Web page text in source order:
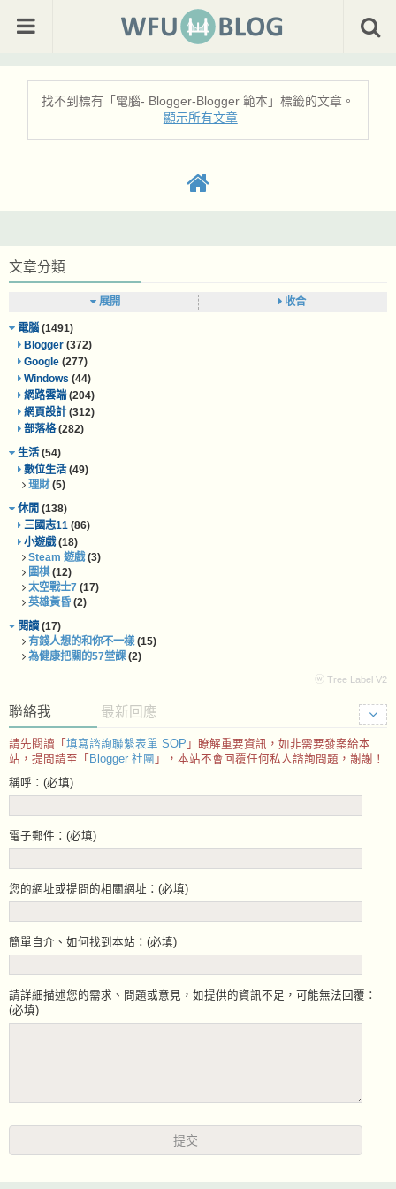
找不到標有「電腦- Blogger-Blogger 範本」 標籤的文章。
顯示所有文章
文章分類
展開 收合
電腦 (1491)
Blogger (372)
Google (277)
Windows (44)
網路雲端(204)
網頁設計(312)
部落格(282)
生活(54)
數位生活(49)
理財(5)
休閒 (138)
三國志11 (86)
小遊戲(18)
Steam 遊戲(3)
圍棋(12)
太空戰士7 (17)
英雄黃昏 (2)
閱讀 (17)
有錢人想的和你不一樣(15)
為健康把關的57堂課(2)
ⓦ Tree Label V2
聯絡我 最新回應
請先閱讀「 填寫諮詢聯繫表單 SOP 」瞭解重要資訊，如非需要發案給本
站，提問請至「 Blogger 社團 」，本站不會回覆任何私人諮詢問題，謝謝！
稱呼：(必填)
電子郵件：(必填)
您的網址或提問的相關網址：(必填)
簡單自介、如何找到本站：(必填)
請詳細描述您的需求、問題或意見，如提供的資訊不足，可能無法回覆：
(必填)